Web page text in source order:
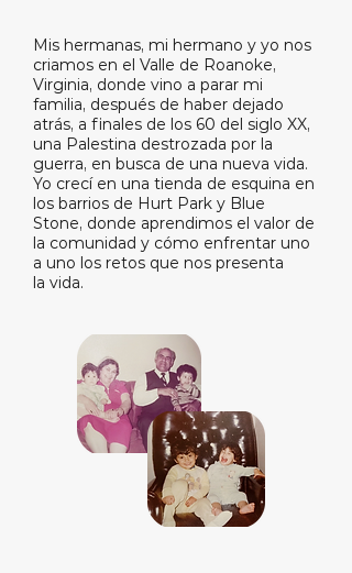
Mis hermanas, mi hermano y yo nos
criamos en el Valle de Roanoke,
Virginia, donde vino a parar mi
familia, después de haber dejado
atrás, a finales de los 60 del siglo XX,
una Palestina destrozada por la
guerra, en busca de una nueva vida.
Yo crecí en una tienda de esquina en
los barrios de Hurt Park y Blue
Stone, donde aprendimos el valor de
la comunidad y cómo enfrentar uno
a uno los retos que nos presenta
la vida.